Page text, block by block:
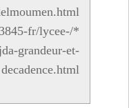
fr/lycee-
grandeur-et-
decadence.html